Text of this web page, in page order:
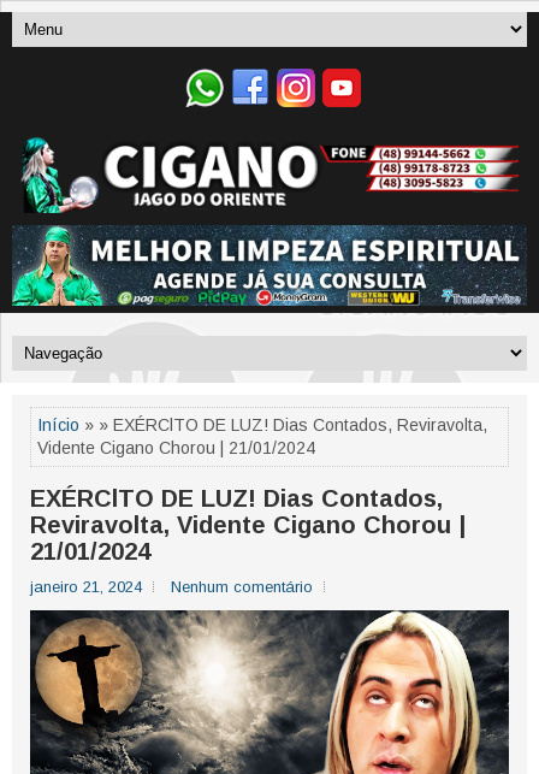
Início » » EXÉRClTO DE LUZ! Dias Contados, Reviravolta,
Vidente Cigano Chorou | 21/01/2024
EXÉRClTO DE LUZ! Dias Contados,
Reviravolta, Vidente Cigano Chorou |
21/01/2024
janeiro 21, 2024 Nenhum comentário